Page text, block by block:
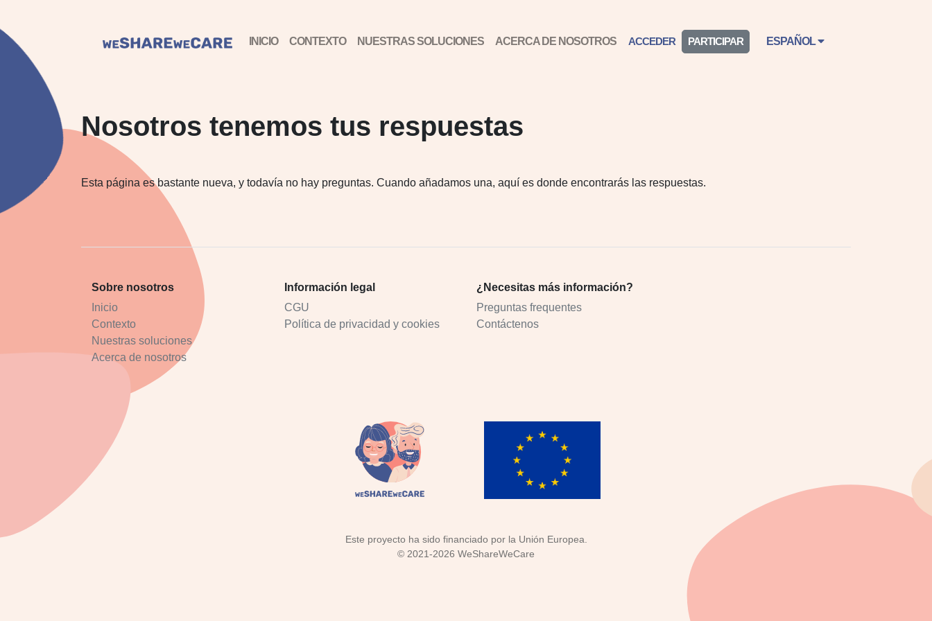
INICIO CONTEXTO NUESTRAS SOLUCIONES ACERCA DE NOSOTROS ACCEDER PARTICIPAR ESPAÑOL
Nosotros tenemos tus respuestas
Esta página es bastante nueva, y todavía no hay preguntas. Cuando añadamos una, aquí es donde encontrarás las respuestas.
Sobre nosotros
Inicio
Contexto
Nuestras soluciones
Acerca de nosotros
Información legal
CGU
Política de privacidad y cookies
¿Necesitas más información?
Preguntas frequentes
Contáctenos
Este proyecto ha sido financiado por la Unión Europea.
© 2021-2026 WeShareWeCare